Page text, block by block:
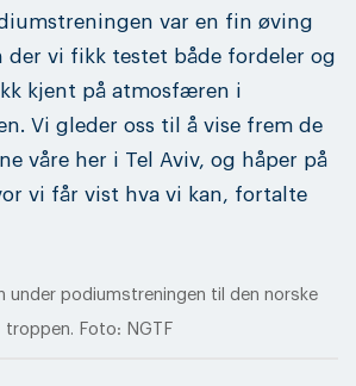
var en fin øving
der vi fikk testet både fordeler og
kjent på atmosfæren i
Vi gleder oss til å vise frem de
våre her i Tel Aviv, og håper på
vi får vist hva vi kan, fortalte
under podiumstreningen til den norske
troppen. Foto: NGTF